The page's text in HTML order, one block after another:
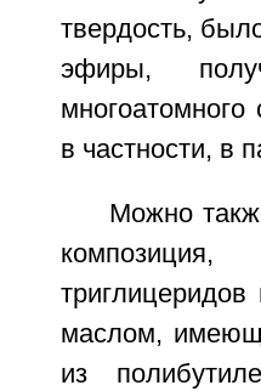
твердость,
эфиры,
в частности, в
Можно
маслом,
из